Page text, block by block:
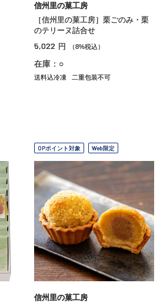
信州里の菓工房
［信州里の菓工房］栗ごのみ・栗
のテリーヌ詰合せ
5,022 円 （8%税込）
在庫：○
送料込冷凍 二重包装不可
OPポイント対象 Web限定
信州里の菓工房